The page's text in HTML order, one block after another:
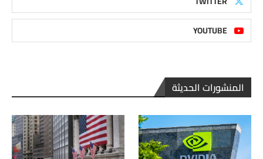
YOUTUBE
المنشورات الحديثة